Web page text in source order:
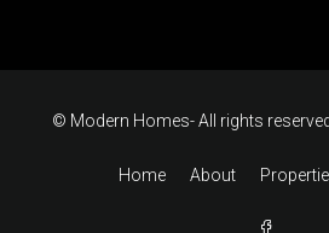
© Modern Homes- All rights
Home About